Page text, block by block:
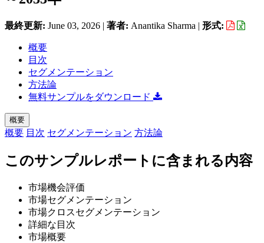
最終更新: June 03, 2026 | 著者: Anantika Sharma | 形式:
概要
目次
セグメンテーション
方法論
無料サンプルをダウンロード
概要
概要 目次 セグメンテーション 方法論
このサンプルレポートに含まれる内容
市場機会評価
市場セグメンテーション
市場クロスセグメンテーション
詳細な目次
市場概要